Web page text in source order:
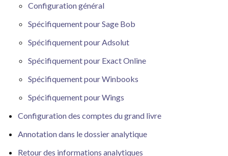
Configuration général
Spécifiquement pour Sage Bob
Spécifiquement pour Adsolut
Spécifiquement pour Exact Online
Spécifiquement pour Winbooks
Spécifiquement pour Wings
Configuration des comptes du grand livre
Annotation dans le dossier analytique
Retour des informations analytiques